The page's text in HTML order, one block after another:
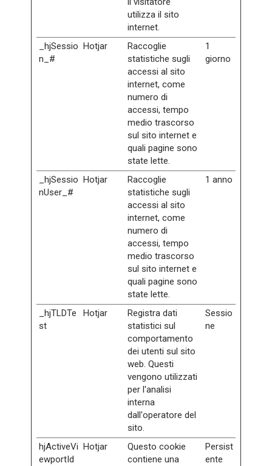
utilizza il sito
internet.
_hjSessio
n_#
Hotjar
Raccoglie
statistiche sugli
accessi al sito
internet, come
numero di
accessi, tempo
medio trascorso
sul sito internet e
quali pagine sono
state lette.
1
giorno
_hjSessio
nUser_#
Hotjar
Raccoglie
statistiche sugli
accessi al sito
internet, come
numero di
accessi, tempo
medio trascorso
sul sito internet e
quali pagine sono
state lette.
1 anno
_hjTLDTe
st
Hotjar
Registra dati
statistici sul
comportamento
dei utenti sul sito
web. Questi
vengono utilizzati
per l'analisi
interna
dall'operatore del
sito.
Sessio
ne
hjActiveVi
ewportId
Hotjar
Questo cookie
contiene una
Persist
ente